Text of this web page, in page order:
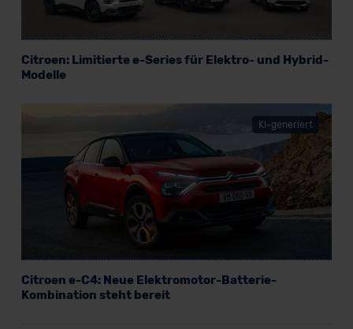
Citroen: Limitierte e-Series für Elektro- und Hybrid-
Modelle
KI-generiert
Citroen e-C4: Neue Elektromotor-Batterie-
Kombination steht bereit